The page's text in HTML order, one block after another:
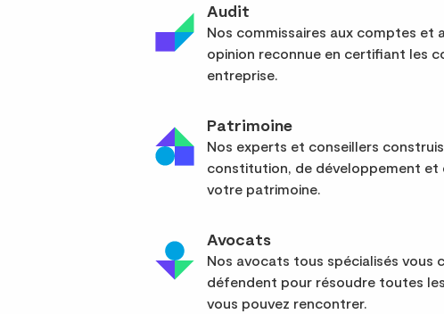
Audit
Nos commissaires aux comptes et
opinion reconnue en certifiant les
entreprise.
Patrimoine
Nos experts et conseillers
constitution, de développement et
votre patrimoine.
Avocats
Nos avocats tous spécialisés vous
défendent pour résoudre toutes
vous pouvez rencontrer.